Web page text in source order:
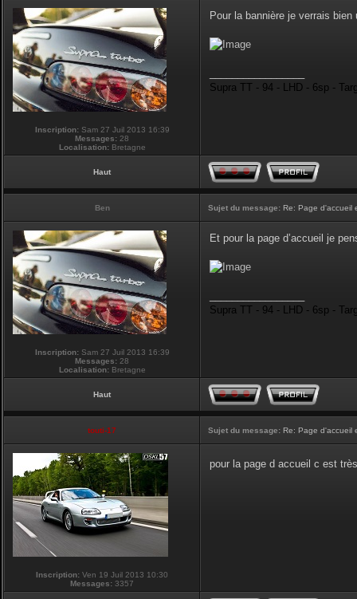
Inscription:Sam 27 Juil 2013 16:39
Messages: 28
Localisation:Bretagne
Pour la bannière je verrais
Supra TT - 94 - LHD - 6sp -
Haut
Ben Sujet du message: Re: Page d'accueil
Inscription:Sam 27 Juil 2013 16:39
Messages: 28
Localisation:Bretagne
Et pour la page d’accueil je
Supra TT - 94 - LHD - 6sp -
Haut
touti-17 Sujet du message: Re: Page d'accueil
Inscription: Ven 19 Juil 2013 10:30
Messages: 3357
pour la page d accueil c est